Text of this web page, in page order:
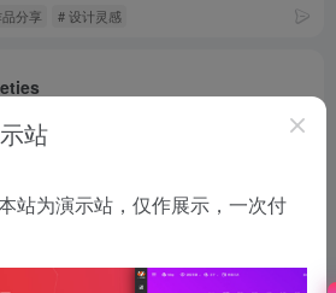
分享 # 设计灵感
站
站为演示站，仅作展示，一次付